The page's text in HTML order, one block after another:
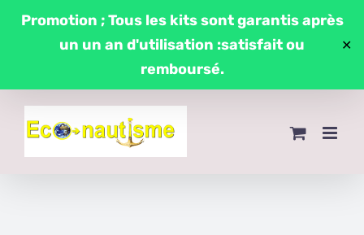
PasserPromotion ; Tous les kits sont garantis après
un un an d'utilisation :satisfait ou
remboursé.
✕